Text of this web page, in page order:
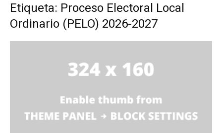
Etiqueta: Proceso Electoral Local
Ordinario (PELO) 2026-2027